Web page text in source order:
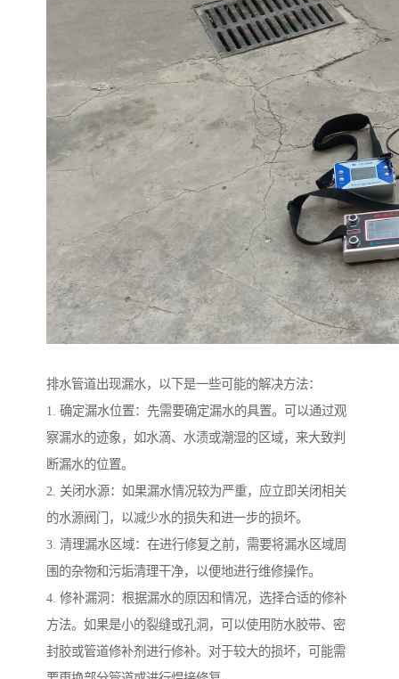
排水管道出现漏水，以下是一些可能的解决方法：
1. 确定漏水位置：先需要确定漏水的具置。可以通过观
察漏水的迹象，如水滴、水渍或潮湿的区域，来大致判
断漏水的位置。
2. 关闭水源：如果漏水情况较为严重，应立即关闭相关
的水源阀门，以减少水的损失和进一步的损坏。
3. 清理漏水区域：在进行修复之前，需要将漏水区域周
围的杂物和污垢清理干净，以便地进行维修操作。
4. 修补漏洞：根据漏水的原因和情况，选择合适的修补
方法。如果是小的裂缝或孔洞，可以使用防水胶带、密
封胶或管道修补剂进行修补。对于较大的损坏，可能需